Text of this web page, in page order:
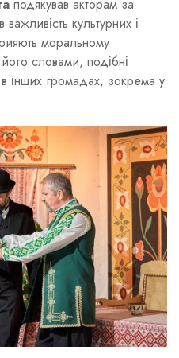
подякував акторам за
культурних і
моральному
словами, подібні
інших громадах, зокрема у